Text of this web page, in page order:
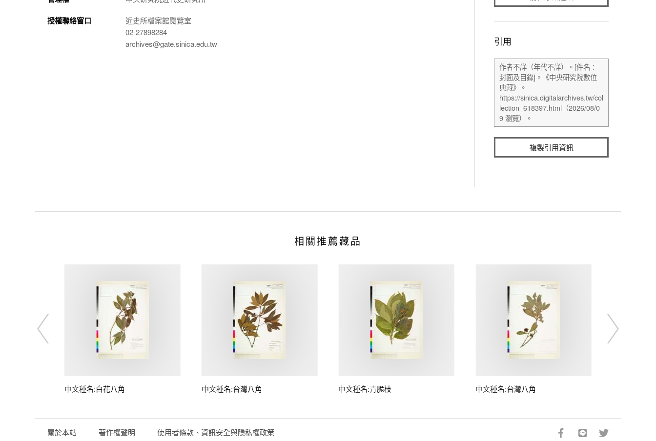
授權聯絡窗口
近史所檔案館閱覽室
02-27898284
archives@gate.sinica.edu.tw
引用
複製引用資訊
相關推薦藏品
中文種名:白花八角 中文種名:台灣八角 中文種名:青脆枝 中文種名:台灣八角
關於本站 著作權聲明 使用者條款、資訊安全與隱私權政策